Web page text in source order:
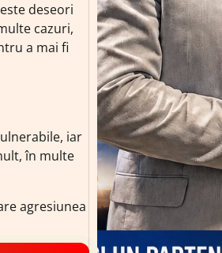
deseori
cazuri,
a mai fi
iar
în multe
agresiunea